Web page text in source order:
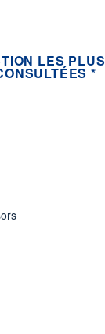
LES PLUS
*